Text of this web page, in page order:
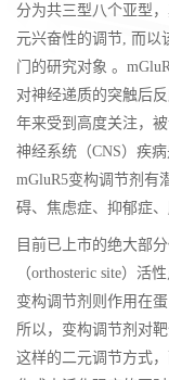
分为共三型八个亚型
元兴奋性的调节, 而以
门的研究对象 。
对神经递质的突触后
年来受到高度关注，
神经系统（CNS）疾
mGluR5变构调节剂有
碍、焦虑症、抑郁症
目前已上市的绝大部
（orthosteric site）活
变构调节剂则作用在
所以，变构调节剂对
这样的二元调节方式